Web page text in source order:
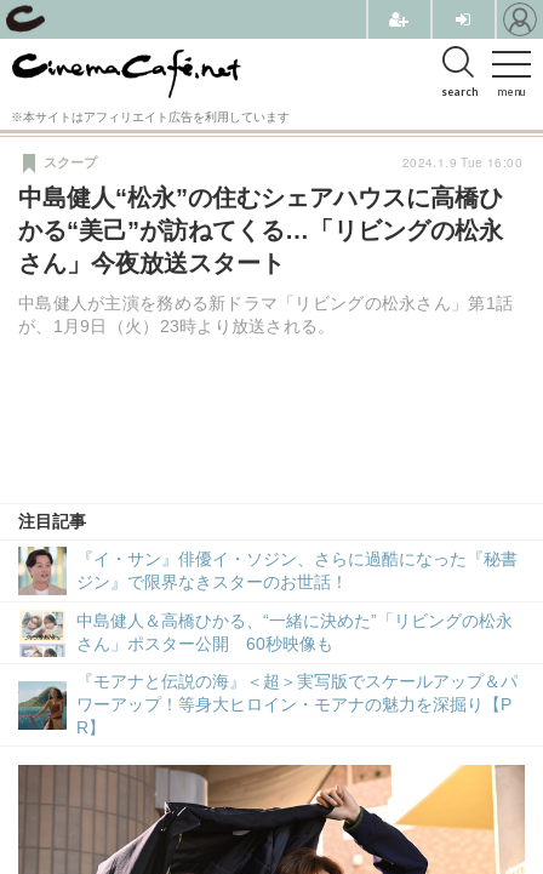
menu
search
※本サイトはアフィリエイト広告を利用しています
中島健人“松永”の住むシェアハウスに高橋ひ
かる“美己”が訪ねてくる…「リビングの松永
さん」今夜放送スタート
中島健人が主演を務める新ドラマ「リビングの松永さん」第1話
が、1月9日（火）23時より放送される。
スクープ
注目記事
『イ・サン』俳優イ・ソジン、さらに過酷になった『秘書
ジン』で限界なきスターのお世話！
中島健人＆高橋ひかる、“一緒に決めた”「リビングの松永
さん」ポスター公開 60秒映像も
『モアナと伝説の海』＜超＞実写版でスケールアップ＆パ
ワーアップ！等身大ヒロイン・モアナの魅力を深掘り【P
R】
2024.1.9 Tue 16:00